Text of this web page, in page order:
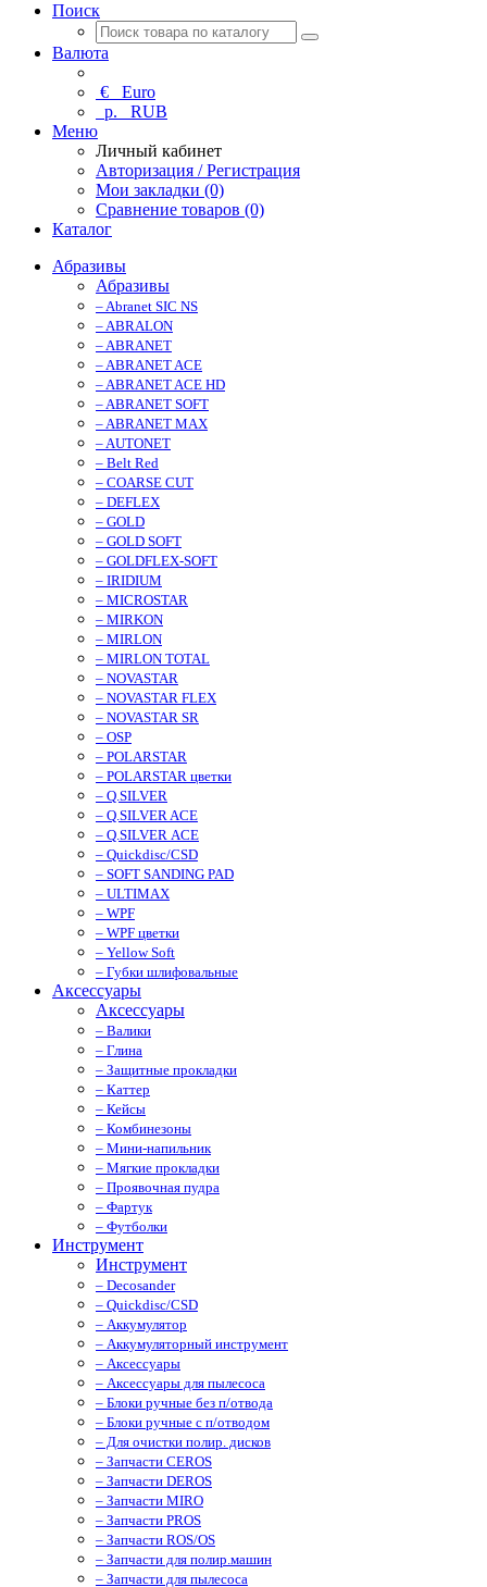
Поиск
Валюта
€ Euro
р. RUB
Меню
Личный кабинет
Авторизация / Регистрация
Мои закладки (0)
Сравнение товаров (0)
Каталог
Абразивы
Абразивы
– Abranet SIC NS
– ABRALON
– ABRANET
– ABRANET ACE
– ABRANET ACE HD
– ABRANET SOFT
– ABRANET MAX
– AUTONET
– Belt Red
– COARSE CUT
– DEFLEX
– GOLD
– GOLD SOFT
– GOLDFLEX-SOFT
– IRIDIUM
– MICROSTAR
– MIRKON
– MIRLON
– MIRLON TOTAL
– NOVASTAR
– NOVASTAR FLEX
– NOVASTAR SR
– OSP
– POLARSTAR
– POLARSTAR цветки
– Q.SILVER
– Q.SILVER ACE
– Q.SILVER ACE
– Quickdisc/CSD
– SOFT SANDING PAD
– ULTIMAX
– WPF
– WPF цветки
– Yellow Soft
– Губки шлифовальные
Аксессуары
Аксессуары
– Валики
– Глина
– Защитные прокладки
– Каттер
– Кейсы
– Комбинезоны
– Мини-напильник
– Мягкие прокладки
– Проявочная пудра
– Фартук
– Футболки
Инструмент
Инструмент
– Decosander
– Quickdisc/CSD
– Аккумулятор
– Аккумуляторный инструмент
– Аксессуары
– Аксессуары для пылесоса
– Блоки ручные без п/отвода
– Блоки ручные с п/отводом
– Для очистки полир. дисков
– Запчасти CEROS
– Запчасти DEROS
– Запчасти MIRO
– Запчасти PROS
– Запчасти ROS/OS
– Запчасти для полир.машин
– Запчасти для пылесоса